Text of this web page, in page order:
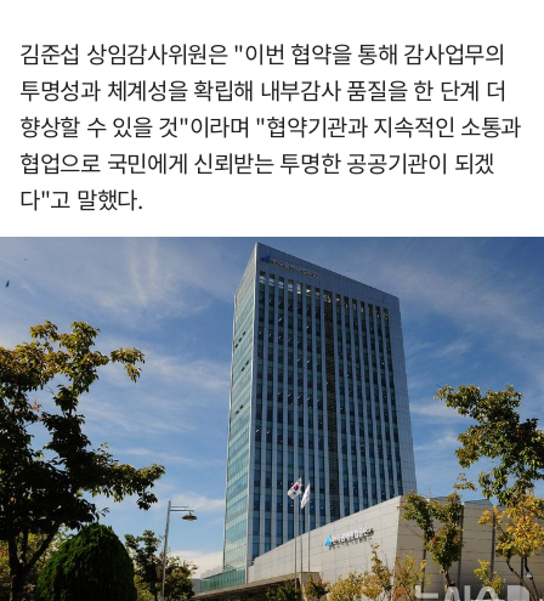
김준섭 상임감사위원은 "이번 협약을 통해 감사업무의
투명성과 체계성을 확립해 내부감사 품질을 한 단계 더
향상할 수 있을 것"이라며 "협약기관과 지속적인 소통과
협업으로 국민에게 신뢰받는 투명한 공공기관이 되겠
다"고 말했다.